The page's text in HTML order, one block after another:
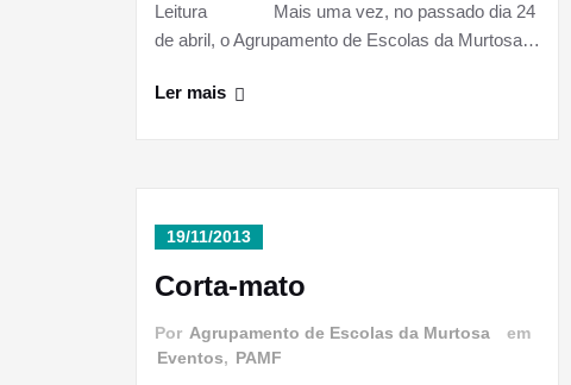
Leitura Mais uma vez, no passado dia 24
de abril, o Agrupamento de Escolas da Murtosa…
Ler mais
19/11/2013
Corta-mato
Por Agrupamento de Escolas da Murtosa
em
Eventos, PAMF